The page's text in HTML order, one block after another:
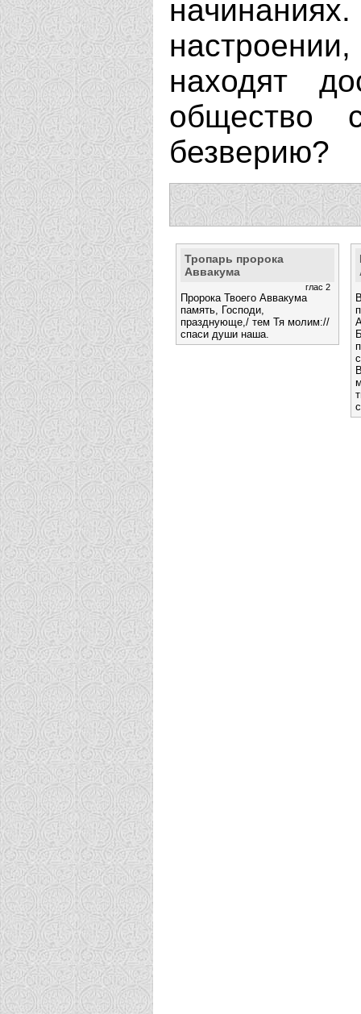
находят
общество
безверию?
Тропарь пророка
Аввакума
глас 2
Пророка Твоего Аввакума
память, Господи,
празднующе,/ тем Тя молим://
спаси души наша.